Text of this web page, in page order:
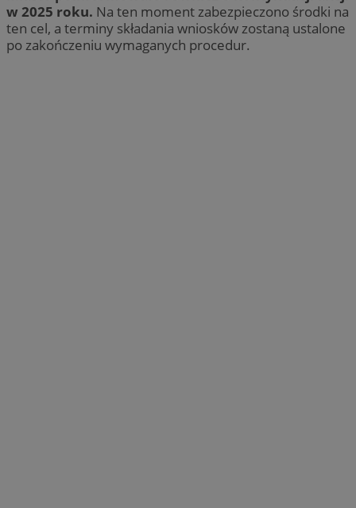
w 2025 roku. Na ten moment zabezpieczono środki na
ten cel, a terminy składania wniosków zostaną ustalone
po zakończeniu wymaganych procedur.